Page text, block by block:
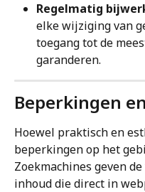
Regelmatig
elke wijziging van
toegang tot de
garanderen.
Beperkingen
Hoewel praktisch en
beperkingen op het
Zoekmachines geven
inhoud die direct in